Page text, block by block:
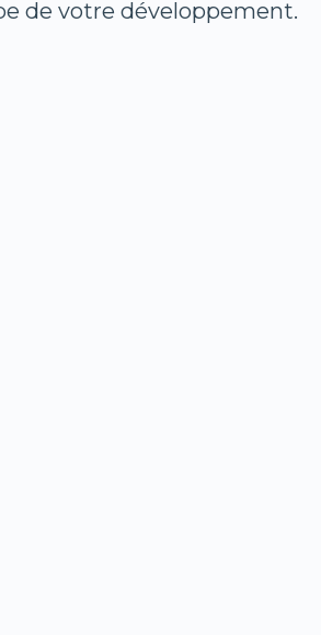
de votre développement.